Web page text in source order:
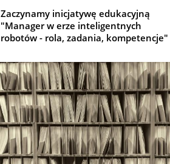
Zaczynamy inicjatywę edukacyjną
"Manager w erze inteligentnych
robotów - rola, zadania, kompetencje"